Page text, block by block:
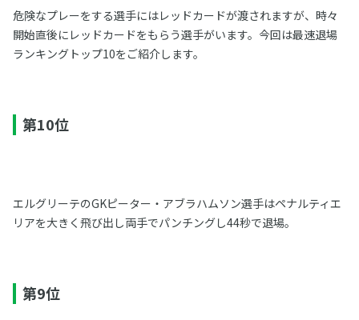
危険なプレーをする選手にはレッドカードが渡されますが、時々
開始直後にレッドカードをもらう選手がいます。今回は最速退場
ランキングトップ10をご紹介します。
第10位
エルグリーテのGKピーター・アブラハムソン選手はペナルティエ
リアを大きく飛び出し両手でパンチングし44秒で退場。
第9位